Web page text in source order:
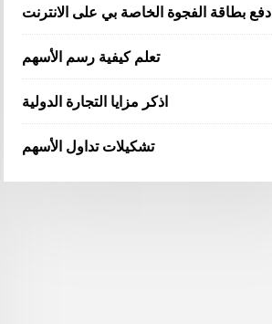
دفع بطاقة الفجوة الخاصة بي على الانترنت
تعلم كيفية رسم الأسهم
اذكر مزايا التجارة الدولية
تشكيلات تداول الأسهم